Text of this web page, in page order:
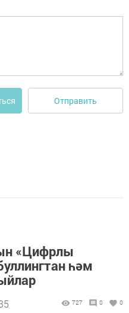
Отправить
«Цифрлы
һәм
727 0 0